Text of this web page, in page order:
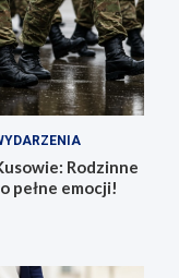
Rodzinne
pełne emocji!